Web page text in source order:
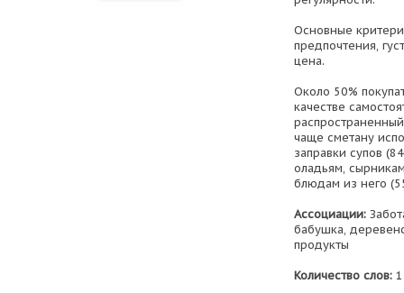
Основные
предпочтения,
цена.
Около 50%
качестве
чаще сметану
заправки супов
оладьям,
блюдам из него
Ассоциации:
бабушка,
продукты
Количество слов: